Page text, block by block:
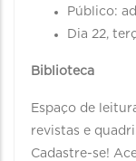
Público:
Dia 22,
Biblioteca
Espaço de
revistas e
Cadastre-se!